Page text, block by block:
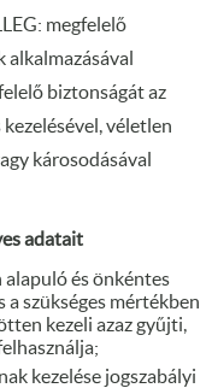
megfelelő
alkalmazásával
biztonságát az
véletlen
károsodásával
adatait
és önkéntes
a szükséges mértékben
kezeli azaz gyűjti,
kezelése jogszabályi